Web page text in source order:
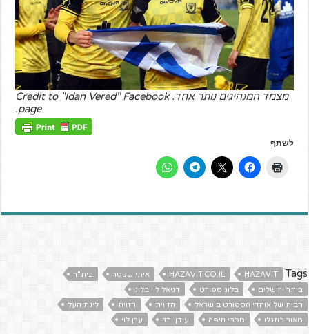
מצמד המנהיגים נותר אחד. Credit to "Idan Vered" Facebook
page.
לשתף
Tags
HAZAVIT
HAZAVIT.CO.IL איתי שכטר
בית"ר
ביתר ירושלים
בלוג ספורט
דניאל לוי בלוג
הבית של אוהדי הספורט בישראל
הזווית הזוית
ליגת העל
מאור בוזגלו
מכבי חיפה עידן ורד ערן לוי